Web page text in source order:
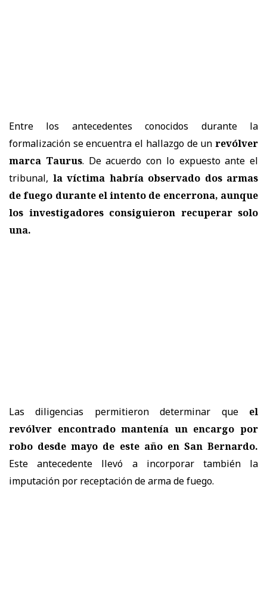
Entre los antecedentes conocidos durante la
formalización se encuentra el hallazgo de un revólver
marca Taurus. De acuerdo con lo expuesto ante el
tribunal, la víctima habría observado dos armas
de fuego durante el intento de encerrona, aunque
los investigadores consiguieron recuperar solo
una.
Las diligencias permitieron determinar que el
revólver encontrado mantenía un encargo por
robo desde mayo de este año en San Bernardo.
Este antecedente llevó a incorporar también la
imputación por receptación de arma de fuego.